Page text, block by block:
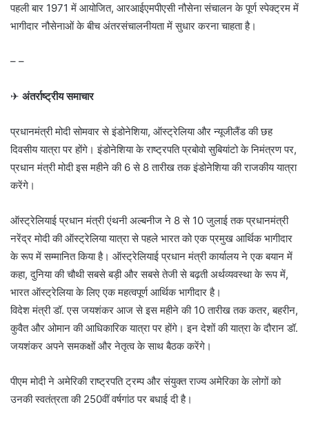
पहली बार 1971 में आयोजित, आरआईएमपीएसी नौसेना संचालन के पूर्ण स्पेक्ट्रम में
भागीदार नौसेनाओं के बीच अंतरसंचालनीयता में सुधार करना चाहता है।
– –
✈ अंतर्राष्ट्रीय समाचार
प्रधानमंत्री मोदी सोमवार से इंडोनेशिया, ऑस्ट्रेलिया और न्यूजीलैंड की छह
दिवसीय यात्रा पर होंगे। इंडोनेशिया के राष्ट्रपति प्रबोवो सुबियांटो के निमंत्रण पर,
प्रधान मंत्री मोदी इस महीने की 6 से 8 तारीख तक इंडोनेशिया की राजकीय यात्रा
करेंगे।
ऑस्ट्रेलियाई प्रधान मंत्री एंथनी अल्बनीज ने 8 से 10 जुलाई तक प्रधानमंत्री
नरेंद्र मोदी की ऑस्ट्रेलिया यात्रा से पहले भारत को एक प्रमुख आर्थिक भागीदार
के रूप में सम्मानित किया है। ऑस्ट्रेलियाई प्रधान मंत्री कार्यालय ने एक बयान में
कहा, दुनिया की चौथी सबसे बड़ी और सबसे तेजी से बढ़ती अर्थव्यवस्था के रूप में,
भारत ऑस्ट्रेलिया के लिए एक महत्वपूर्ण आर्थिक भागीदार है।
विदेश मंत्री डॉ. एस जयशंकर आज से इस महीने की 10 तारीख तक कतर, बहरीन,
कुवैत और ओमान की आधिकारिक यात्रा पर होंगे। इन देशों की यात्रा के दौरान डॉ.
जयशंकर अपने समकक्षों और नेतृत्व के साथ बैठक करेंगे।
पीएम मोदी ने अमेरिकी राष्ट्रपति ट्रम्प और संयुक्त राज्य अमेरिका के लोगों को
उनकी स्वतंत्रता की 250वीं वर्षगांठ पर बधाई दी है।